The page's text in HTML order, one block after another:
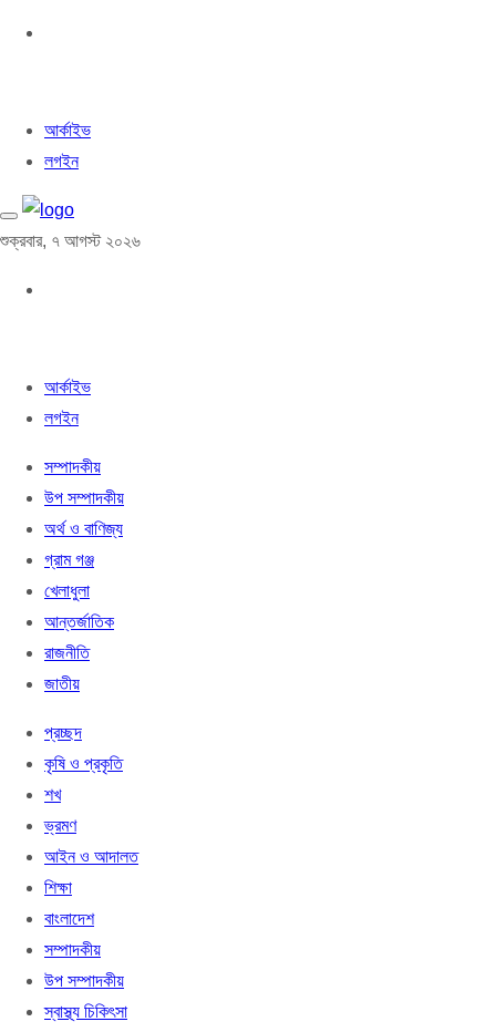
আর্কাইভ
লগইন
শুক্রবার, ৭ আগস্ট ২০২৬
আর্কাইভ
লগইন
সম্পাদকীয়
উপ সম্পাদকীয়
অর্থ ও বাণিজ্য
গ্রাম গঞ্জ
খেলাধুলা
আন্তর্জাতিক
রাজনীতি
জাতীয়
প্রচ্ছদ
কৃষি ও প্রকৃতি
শখ
ভ্রমণ
আইন ও আদালত
শিক্ষা
বাংলাদেশ
সম্পাদকীয়
উপ সম্পাদকীয়
স্বাস্থ্য চিকিৎসা